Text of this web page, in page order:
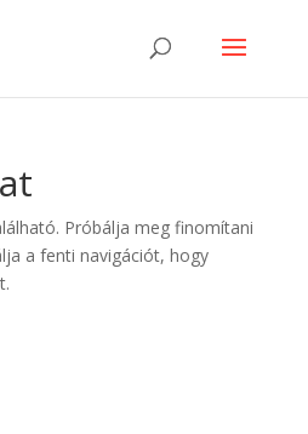
Próbálja meg finomítani
a fenti navigációt, hogy